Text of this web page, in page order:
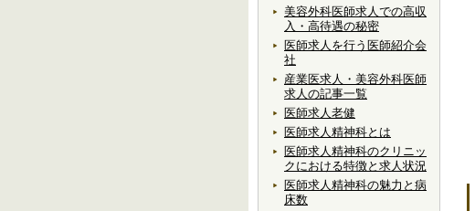
美容外科医師求人での高収
入・高待遇の秘密
医師求人を行う医師紹介会
社
産業医求人・美容外科医師
求人の記事一覧
医師求人老健
医師求人精神科とは
医師求人精神科のクリニッ
クにおける特徴と求人状況
医師求人精神科の魅力と病
床数